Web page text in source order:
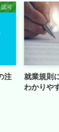
務管理
方を
「退職
る」と